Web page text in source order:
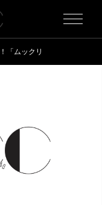
「ムックリ クエストLIVE-序